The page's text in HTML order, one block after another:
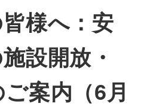
様へ：安
設開放・
案内（6月